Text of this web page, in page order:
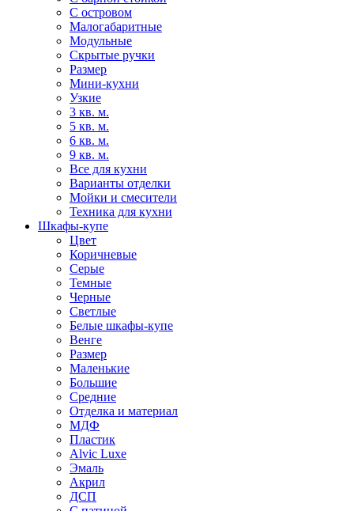
С островом
Малогабаритные
Модульные
Скрытые ручки
Размер
Мини-кухни
Узкие
3 кв. м.
5 кв. м.
6 кв. м.
9 кв. м.
Все для кухни
Варианты отделки
Мойки и смесители
Техника для кухни
Шкафы-купе
Цвет
Коричневые
Серые
Темные
Черные
Светлые
Белые шкафы-купе
Венге
Размер
Маленькие
Большие
Средние
Отделка и материал
МДФ
Пластик
Alvic Luxe
Эмаль
Акрил
ДСП